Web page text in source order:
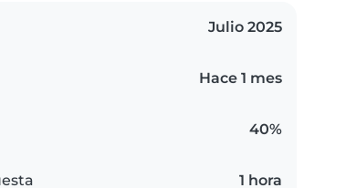
Julio 2025
Hace 1 mes
40%
1 hora